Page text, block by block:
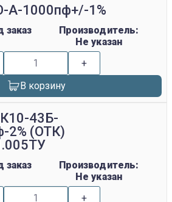
1000пф+/-1%
заказ
Производитель:
Не указан
+
В корзину
43Б-
(ОТК)
заказ
Производитель:
Не указан
+